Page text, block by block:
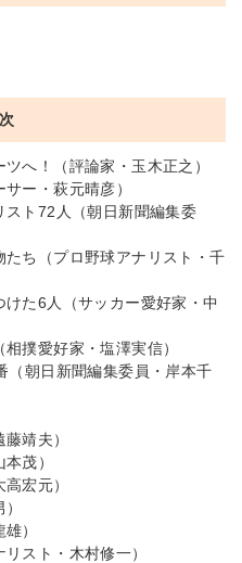
へ！（評論家・玉木正之）
ー・萩元晴彦）
スト72人（朝日新聞編集委
ち（プロ野球アナリスト・千
た6人（サッカー愛好家・中
撲愛好家・塩澤実信）
朝日新聞編集委員・岸本千
靖夫）
茂）
宏元）
）
スト・木村修一）